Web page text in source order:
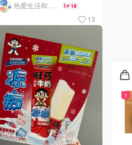
热爱生活和自由的轻舞飞扬 18
13